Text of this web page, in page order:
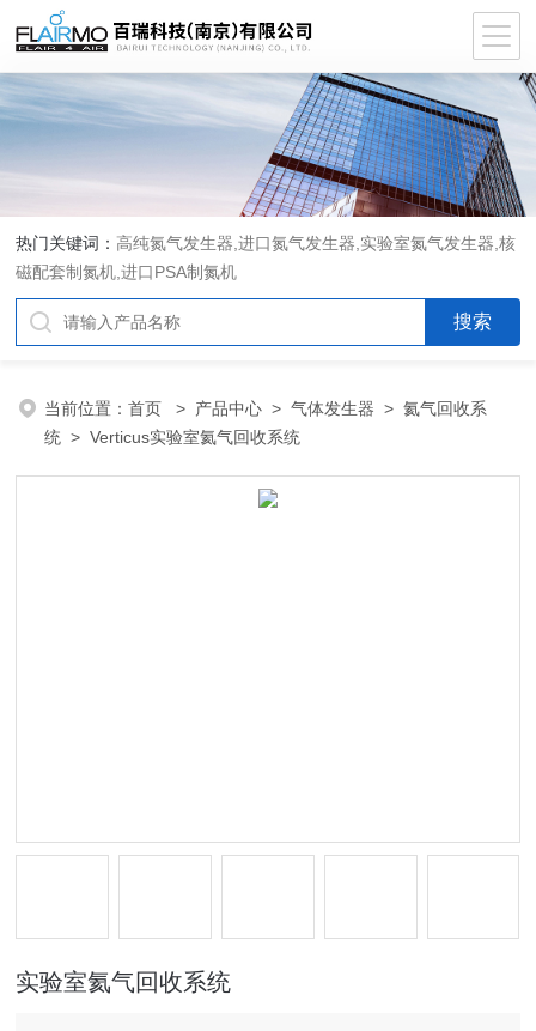
热门关键词： 高纯氮气发生器,进口氮气发生器,实验室氮气发生器,核
磁配套制氮机,进口PSA制氮机
当前位置：首页 > 产品中心 >气体发生器 >氦气回收系
统 > Verticus实验室氦气回收系统
实验室氦气回收系统